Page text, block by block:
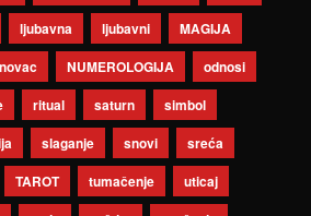
ljubavna ljubavni
MAGIJA
novac NUMEROLOGIJA
odnosi
ritual saturn
simbol
slaganje snovi
sreća
TAROT tumačenje
uticaj